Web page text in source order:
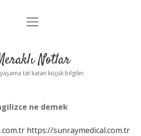
Anasayfa
Yasal Uyarı
menüyü
Notlar
tat katan küçük bilgiler.
ne demek
https://sunraymedical.com.tr